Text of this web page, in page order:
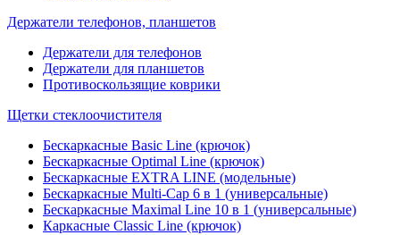
Держатели телефонов, планшетов
Держатели для телефонов
Держатели для планшетов
Противоскользящие коврики
Щетки стеклоочистителя
Бескаркасные Basic Line (крючок)
Бескаркасные Optimal Line (крючок)
Бескаркасные EXTRA LINE (модельные)
Бескаркасные Multi-Cap 6 в 1 (универсальные)
Бескаркасные Maximal Line 10 в 1 (универсальные)
Каркасные Classic Line (крючок)